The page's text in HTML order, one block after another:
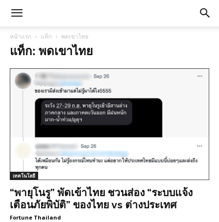
หน้าแรก แท็ก พดเขาไทย
แท็ก: พดเขาไทย
เทคโนโลยี
“พายุโนรู” พัดเข้าไทย ชวนส่อง “ระบบแจ้ง
เตือนภัยพิบัติ” ของไทย vs ต่างประเทศ
Fortune Thailand